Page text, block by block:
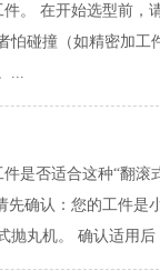
。 在开始选型前
碰撞（如精密加
...
是否适合这种“翻
确认：您的工件
丸机。 确认适用后